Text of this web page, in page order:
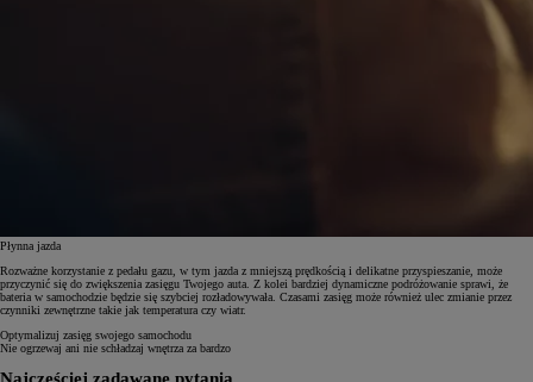
Płynna jazda
Rozważne korzystanie z pedału gazu, w tym jazda z mniejszą prędkością i delikatne przyspieszanie, może
przyczynić się do zwiększenia zasięgu Twojego auta. Z kolei bardziej dynamiczne podróżowanie sprawi, że
bateria w samochodzie będzie się szybciej rozładowywała. Czasami zasięg może również ulec zmianie przez
czynniki zewnętrzne takie jak temperatura czy wiatr.
Optymalizuj zasięg swojego samochodu
Nie ogrzewaj ani nie schładzaj wnętrza za bardzo